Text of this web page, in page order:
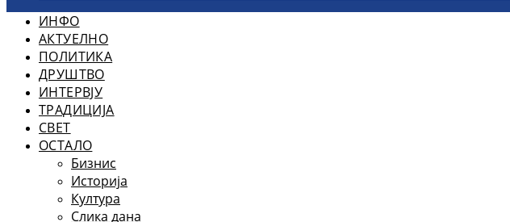
ИНФО
АКТУЕЛНО
ПОЛИТИКА
ДРУШТВО
ИНТЕРВЈУ
ТРАДИЦИЈА
СВЕТ
ОСТАЛО
Бизнис
Историја
Култура
Слика дана